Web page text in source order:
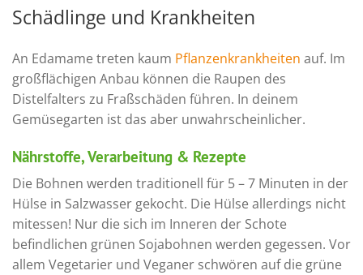
Schädlinge und Krankheiten
An Edamame treten kaum Pflanzenkrankheiten auf. Im
großflächigen Anbau können die Raupen des
Distelfalters zu Fraßschäden führen. In deinem
Gemüsegarten ist das aber unwahrscheinlicher.
Nährstoffe, Verarbeitung & Rezepte
Die Bohnen werden traditionell für 5 – 7 Minuten in der
Hülse in Salzwasser gekocht. Die Hülse allerdings nicht
mitessen! Nur die sich im Inneren der Schote
befindlichen grünen Sojabohnen werden gegessen. Vor
allem Vegetarier und Veganer schwören auf die grüne